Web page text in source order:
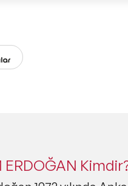
ERDOĞAN